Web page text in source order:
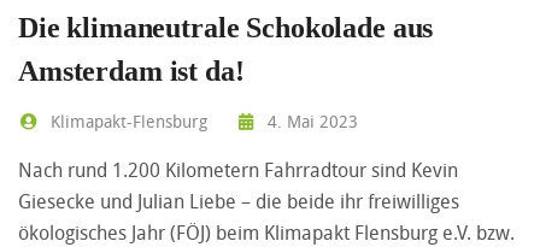
Die klimaneutrale Schokolade aus
Amsterdam ist da!
Klimapakt-Flensburg 4. Mai 2023
Nach rund 1.200 Kilometern Fahrradtour sind Kevin
Giesecke und Julian Liebe – die beide ihr freiwilliges
ökologisches Jahr (FÖJ) beim Klimapakt Flensburg e.V. bzw.